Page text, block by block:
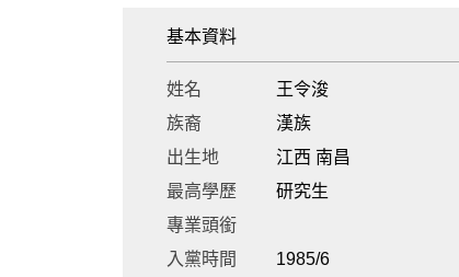
基本資料
姓名 王令浚
族裔
漢族
出生地
江西 南昌
最高學歷
研究生
專業頭銜
入黨時間
1985/6